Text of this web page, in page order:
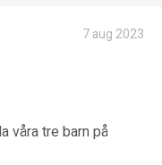
7 aug 2023
våra tre barn på